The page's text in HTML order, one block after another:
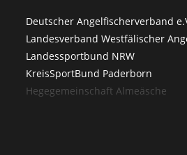
Deutscher Angelfischerverband
Landesverband Westfälischer
Landessportbund NRW
KreisSportBund Paderborn
Hegegemeinschaft Almeäsche